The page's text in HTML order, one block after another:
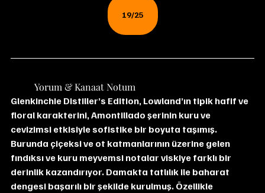
19/25
	Yorum & Kanaat Notum
Glenkinchie Distiller’s Edition, Lowland’ın tipik hafif ve
floral karakterini, Amontillado şerinin kuru ve
cevizimsi etkisiyle sofistike bir boyuta taşımış.
Burunda çiçeksi ve ot katmanlarının üzerine gelen
fındıksı ve kuru meyvemsi notalar viskiye farklı bir
derinlik kazandırıyor. Damakta tatlılık ile baharat
dengesi başarılı bir şekilde kurulmuş. Özellikle